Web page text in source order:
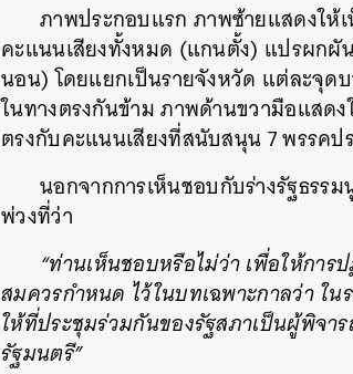
ภาพประกอบแรก ภาพซ้ายแสดงให้
คะแนนเสียงทั้งหมด (แกนตั้ง) แปรผก
นอน) โดยแยกเป็นรายจังหวัด แต่ละจุ
ในทางตรงกันข้าม ภาพด้านขวามือแสด
ตรงกับคะแนนเสียงที่สนับสนุน 7 พรรคป
นอกจากการเห็นชอบกับร่างรัฐธร
พ่วงที่ว่า
“ท่านเห็นชอบหรือไม่ว่า เพื่อให้กา
สมควรกำหนด ไว้ในบทเฉพาะกาลว่า
ให้ที่ประชุมร่วมกันของรัฐสภาเป็นผู้พิจ
รัฐมนตรี”